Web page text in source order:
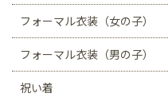
フォーマル衣装（女の子）
フォーマル衣装（男の子）
祝い着